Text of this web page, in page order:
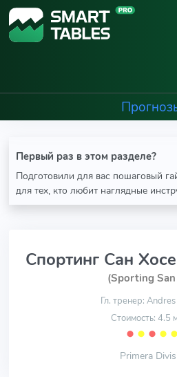
Первый раз в этом разделе?
Подготовили для вас пошаговый
для тех, кто любит наглядные
Спортинг Сан Хосе
(Sporting San
Гл. тренер:
Стоимость: 4.5
⬤ ⬤ ⬤ ⬤ ⬤
Primera